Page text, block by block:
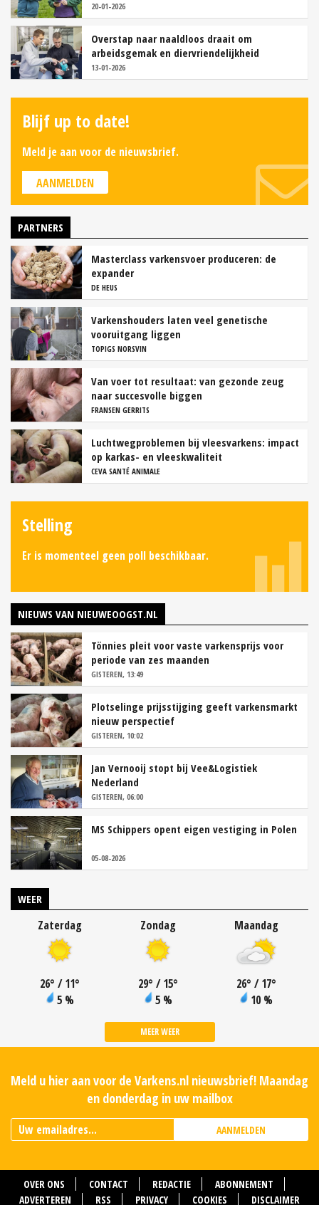
20-01-2026
Overstap naar naaldloos draait om
arbeidsgemak en diervriendelijkheid
13-01-2026
Blijf up to date!
Meld je aan voor de nieuwsbrief.
AANMELDEN
PARTNERS
Masterclass varkensvoer produceren: de
expander
DE HEUS
Varkenshouders laten veel genetische
vooruitgang liggen
TOPIGS NORSVIN
Van voer tot resultaat: van gezonde zeug
naar succesvolle biggen
FRANSEN GERRITS
Luchtwegproblemen bij vleesvarkens: impact
op karkas- en vleeskwaliteit
CEVA SANTÉ ANIMALE
Stelling
Er is momenteel geen poll beschikbaar.
NIEUWS VAN NIEUWEOOGST.NL
Tönnies pleit voor vaste varkensprijs voor
periode van zes maanden
GISTEREN, 13:49
Plotselinge prijsstijging geeft varkensmarkt
nieuw perspectief
GISTEREN, 10:02
Jan Vernooij stopt bij Vee&Logistiek
Nederland
GISTEREN, 06:00
MS Schippers opent eigen vestiging in Polen
05-08-2026
WEER
Zaterdag
26° / 11°
5 %
Zondag
29° / 15°
5 %
Maandag
26° / 17°
10 %
MEER WEER
Meld u hier aan voor de Varkens.nl nieuwsbrief! Maandag
en donderdag in uw mailbox
AANMELDEN
OVER ONS CONTACT REDACTIE
ABONNEMENT
ADVERTEREN
RSS PRIVACY COOKIES DISCLAIMER